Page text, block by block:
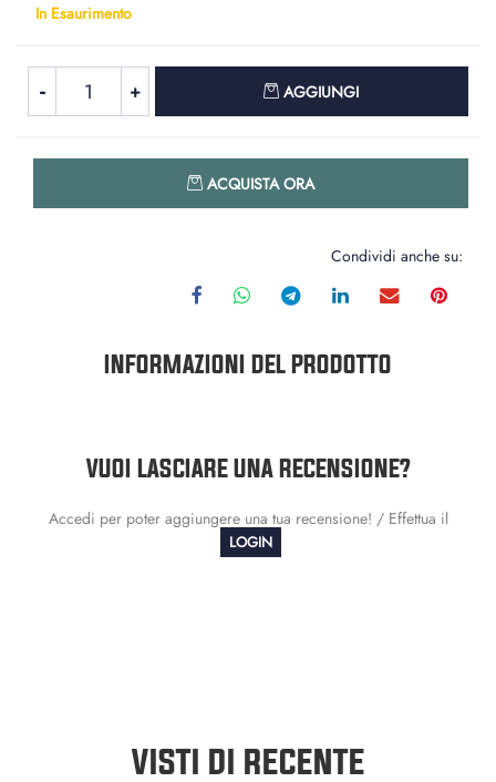
In Esaurimento
AGGIUNGI
ACQUISTA ORA
Condividi anche su:
INFORMAZIONI DEL PRODOTTO
VUOI LASCIARE UNA RECENSIONE?
Accedi per poter aggiungere una tua recensione! / Effettua il
LOGIN
VISTI DI RECENTE